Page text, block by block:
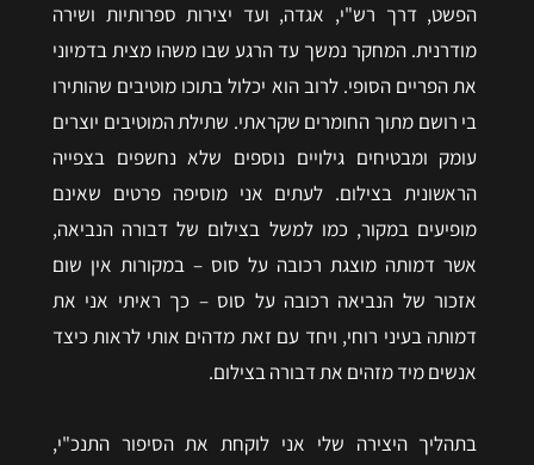
הפשט, דרך רש"י, אגדה, ועד יצירות ספרותיות ושירה
מודרנית. המחקר נמשך עד הרגע שבו משהו מצית בדמיוני
את הפריים הסופי. לרוב הוא יכלול בתוכו מוטיבים שהותירו
בי רושם מתוך החומרים שקראתי. שתילת המוטיבים יוצרים
עומק ומבטיחים גילויים נוספים שלא נחשפים בצפייה
הראשונית בצילום. לעתים אני מוסיפה פרטים שאינם
מופיעים במקור, כמו למשל בצילום של דבורה הנביאה,
אשר דמותה מוצגת רכובה על סוס – במקורות אין שום
אזכור של הנביאה רכובה על סוס – כך ראיתי אני את
דמותה בעיני רוחי, ויחד עם זאת מדהים אותי לראות כיצד
אנשים מיד מזהים את דבורה בצילום.
בתהליך היצירה שלי אני לוקחת את הסיפור התנכ"י,